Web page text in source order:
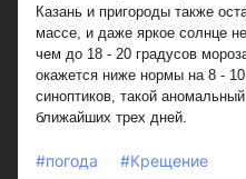
Казань и пригороды также
массе, и даже яркое солнце
чем до 18 - 20 градусов
окажется ниже нормы на 8 -
синоптиков, такой
ближайших трех дней.
#погода #Крещение